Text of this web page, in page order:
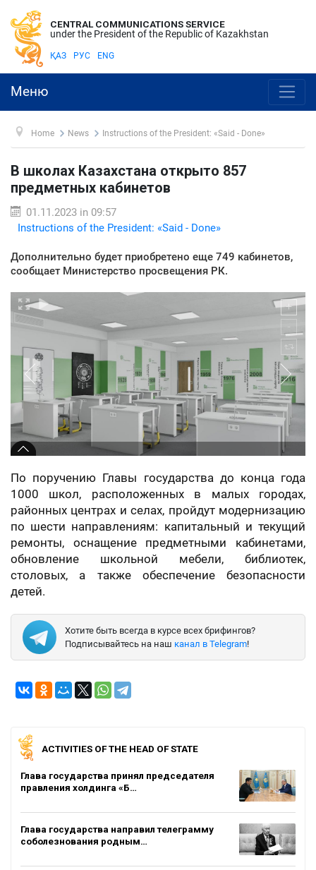
CENTRAL COMMUNICATIONS SERVICE
under the President of the Republic of Kazakhstan
ҚАЗ РУС ENG
Меню
Home News Instructions of the President: «Said - Done»
В школах Казахстана открыто 857
предметных кабинетов
01.11.2023 in 09:57
Instructions of the President: «Said - Done»
Дополнительно будет приобретено еще 749 кабинетов,
сообщает Министерство просвещения РК.
По поручению Главы государства до конца года
1000 школ, расположенных в малых городах,
районных центрах и селах, пройдут модернизацию
по шести направлениям: капитальный и текущий
ремонты, оснащение предметными кабинетами,
обновление школьной мебели, библиотек,
столовых, а также обеспечение безопасности
детей.
Хотите быть всегда в курсе всех брифингов?
Подписывайтесь на наш канал в Telegram!
ACTIVITIES OF THE HEAD OF STATE
Глава государства принял председателя
правления холдинга «Б…
Глава государства направил телеграмму
соболезнования родным…